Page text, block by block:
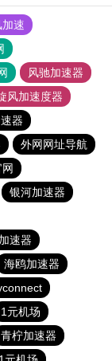
速
风驰加速器
风加速度器
器
外网网址导航
银河加速器
速器
海鸥加速器
1元机场
青柠加速器